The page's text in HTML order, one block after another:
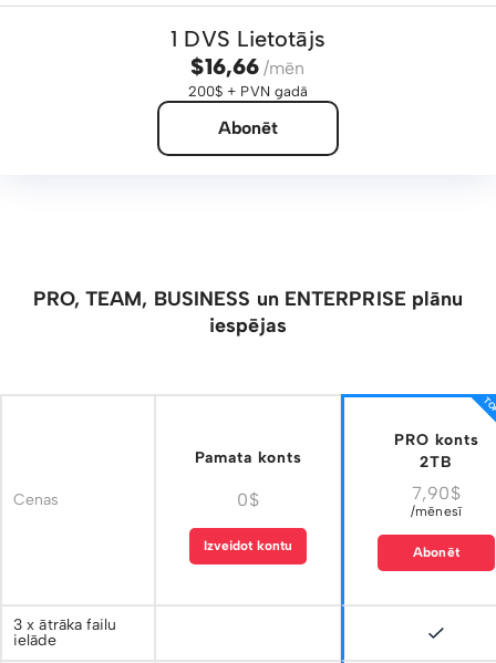
1 DVS Lietotājs
$16,66 /mēn
200$ + PVN gadā
Abonēt
PRO, TEAM, BUSINESS un ENTERPRISE plānu
iespējas
Cenas
Pamata konts
0$
Izveidot kontu
PRO konts
2TB
7,90$
/mēnesī
Abonēt
3 x ātrāka failu
ielāde